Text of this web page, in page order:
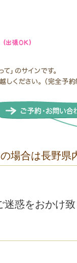
場合は長野県
惑をおかけ